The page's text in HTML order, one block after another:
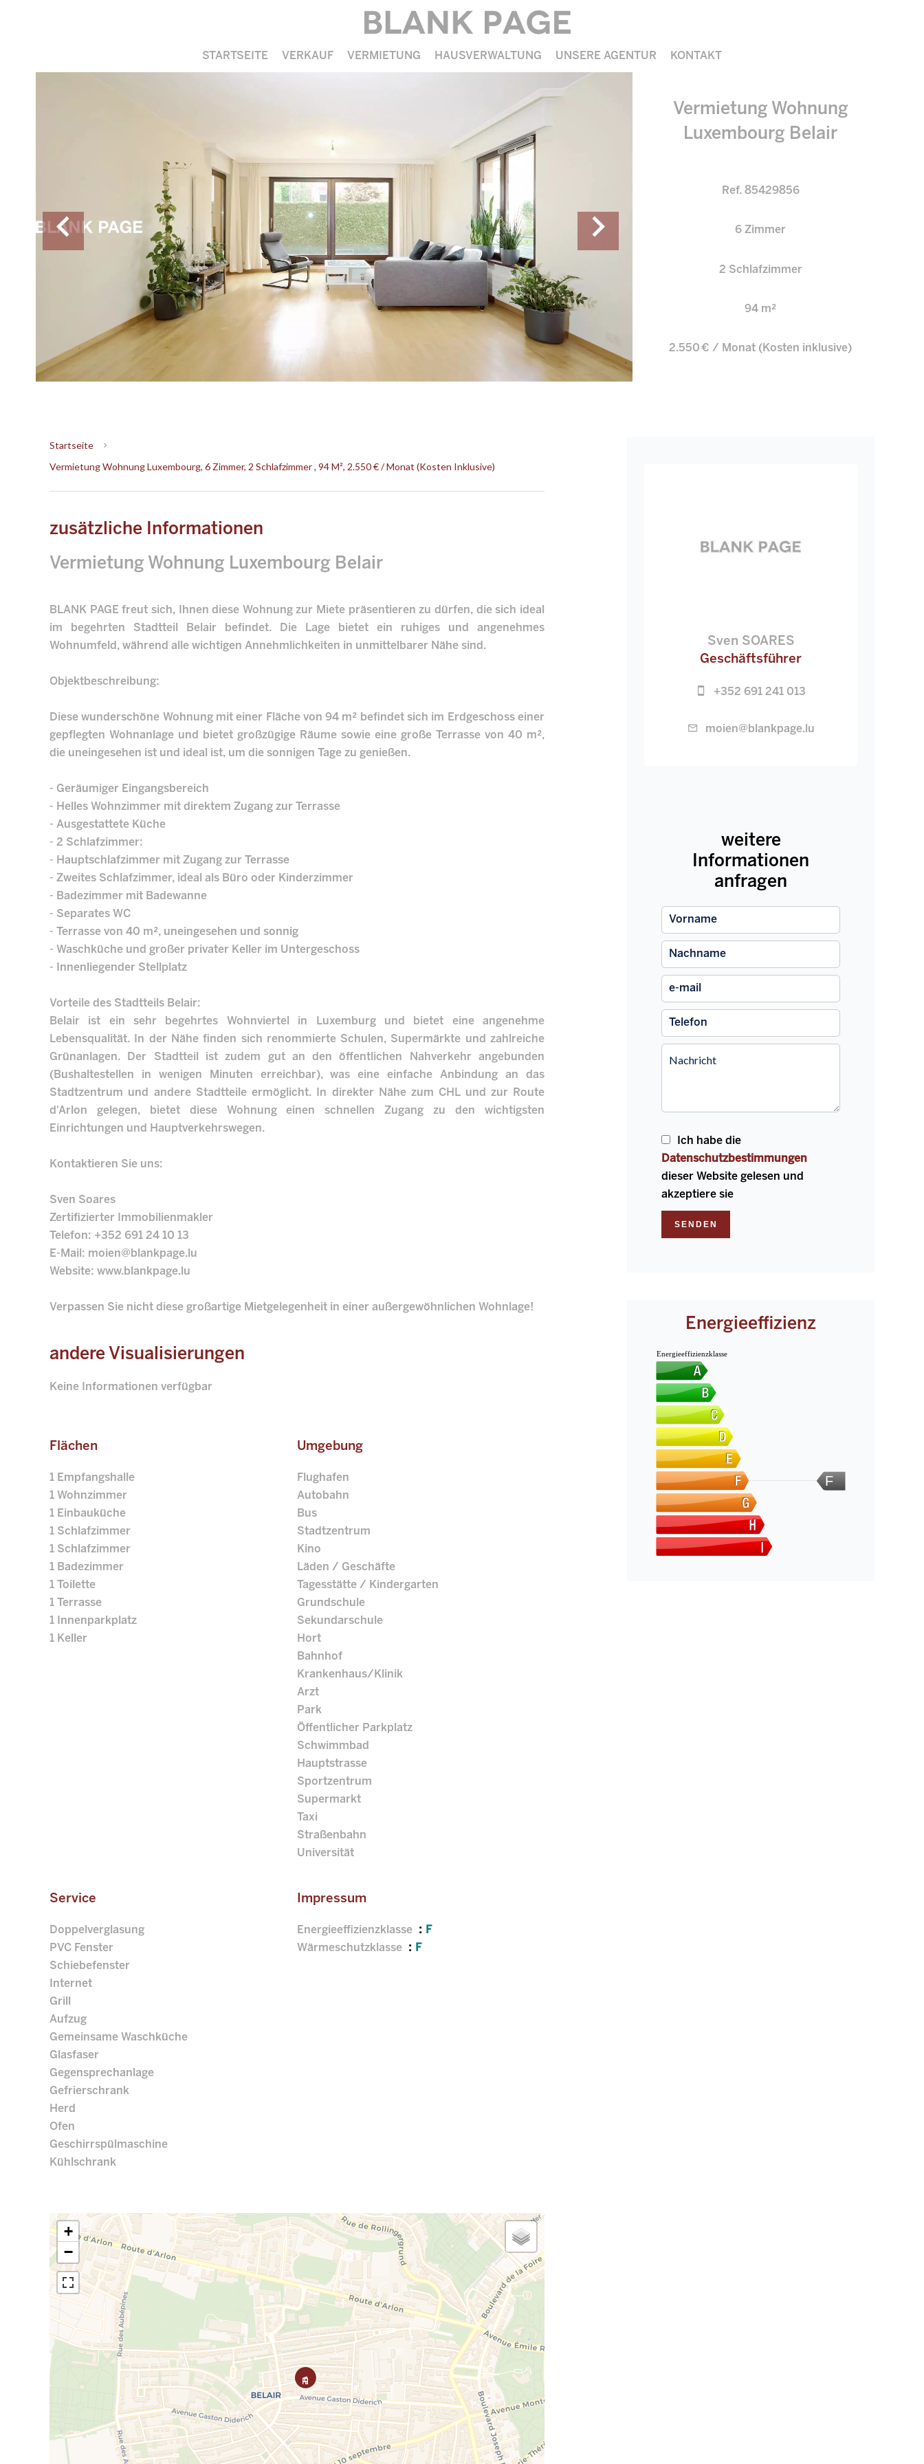
STARTSEITE VERKAUF VERMIETUNG HAUSVERWALTUNG UNSERE AGENTUR KONTAKT
Vermietung Wohnung
Luxembourg Belair
Ref. 85429856
6 Zimmer
2 Schlafzimmer
94 m²
2.550 € / Monat (Kosten inklusive)
Startseite
Vermietung Wohnung Luxembourg, 6 Zimmer, 2 Schlafzimmer , 94 M², 2.550 € / Monat (Kosten Inklusive)
zusätzliche Informationen
Vermietung Wohnung Luxembourg Belair
BLANK PAGE freut sich, Ihnen diese Wohnung zur Miete präsentieren zu dürfen, die sich ideal
im begehrten Stadtteil Belair befindet. Die Lage bietet ein ruhiges und angenehmes
Wohnumfeld, während alle wichtigen Annehmlichkeiten in unmittelbarer Nähe sind.
Objektbeschreibung:
Diese wunderschöne Wohnung mit einer Fläche von 94 m² befindet sich im Erdgeschoss einer
gepflegten Wohnanlage und bietet großzügige Räume sowie eine große Terrasse von 40 m²,
die uneingesehen ist und ideal ist, um die sonnigen Tage zu genießen.
- Geräumiger Eingangsbereich
- Helles Wohnzimmer mit direktem Zugang zur Terrasse
- Ausgestattete Küche
- 2 Schlafzimmer:
- Hauptschlafzimmer mit Zugang zur Terrasse
- Zweites Schlafzimmer, ideal als Büro oder Kinderzimmer
- Badezimmer mit Badewanne
- Separates WC
- Terrasse von 40 m², uneingesehen und sonnig
- Waschküche und großer privater Keller im Untergeschoss
- Innenliegender Stellplatz
Vorteile des Stadtteils Belair:
Belair ist ein sehr begehrtes Wohnviertel in Luxemburg und bietet eine angenehme
Lebensqualität. In der Nähe finden sich renommierte Schulen, Supermärkte und zahlreiche
Grünanlagen. Der Stadtteil ist zudem gut an den öffentlichen Nahverkehr angebunden
(Bushaltestellen in wenigen Minuten erreichbar), was eine einfache Anbindung an das
Stadtzentrum und andere Stadtteile ermöglicht. In direkter Nähe zum CHL und zur Route
d'Arlon gelegen, bietet diese Wohnung einen schnellen Zugang zu den wichtigsten
Einrichtungen und Hauptverkehrswegen.
Kontaktieren Sie uns:
Sven Soares
Zertifizierter Immobilienmakler
Telefon: +352 691 24 10 13
E-Mail: moien@blankpage.lu
Website: www.blankpage.lu
Verpassen Sie nicht diese großartige Mietgelegenheit in einer außergewöhnlichen Wohnlage!
andere Visualisierungen
Keine Informationen verfügbar
Flächen
1 Empfangshalle
1 Wohnzimmer
1 Einbauküche
1 Schlafzimmer
1 Schlafzimmer
1 Badezimmer
1 Toilette
1 Terrasse
1 Innenparkplatz
1 Keller
Umgebung
Flughafen
Autobahn
Bus
Stadtzentrum
Kino
Läden / Geschäfte
Tagesstätte / Kindergarten
Grundschule
Sekundarschule
Hort
Bahnhof
Krankenhaus/Klinik
Arzt
Park
Öffentlicher Parkplatz
Schwimmbad
Hauptstrasse
Sportzentrum
Supermarkt
Taxi
Straßenbahn
Universität
Service
Doppelverglasung
PVC Fenster
Schiebefenster
Internet
Grill
Aufzug
Gemeinsame Waschküche
Glasfaser
Gegensprechanlage
Gefrierschrank
Herd
Ofen
Geschirrspülmaschine
Kühlschrank
Impressum
Energieeffizienzklasse
F
Wärmeschutzklasse
F
+
−
Sven SOARES
Geschäftsführer
+352 691 241 013
moien@blankpage.lu
weitere
Informationen
anfragen
Ich habe die
Datenschutzbestimmungen
dieser Website gelesen und
akzeptiere sie
SENDEN
Energieeffizienz
F
Energieeffizienzklasse